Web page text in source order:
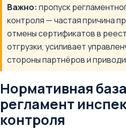
Важно: пропуск
контроля — частая причина
отмены сертификатов в
отгрузки, усиливает
стороны партнёров и
Нормативная
регламент
контроля